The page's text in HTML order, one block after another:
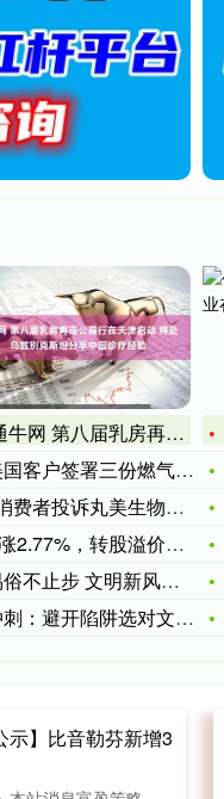
第八届乳房再造公益行在天津启动 将赴乌兹别克斯坦分享
三份燃气轮机发电机组销
诉丸美生物不履行自
，转股溢价率5.0
步 文明新风润万家
阱选对文化课机构，助力
示】比音勒芬新增3